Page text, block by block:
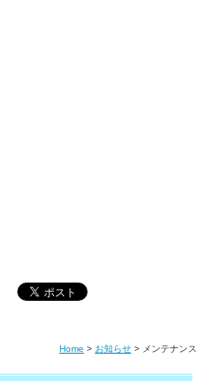
Home > お知らせ > メンテナンス